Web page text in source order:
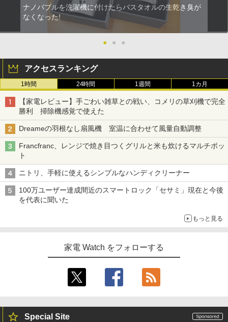
ナノバブルを洗濯機に付けたらバスタオルの生乾き臭が
なくなった!
● ● ●
アクセスランキング
1時間 24時間 1週間 1カ月
【家電レビュー】手ごわい雑草との戦い、コメリの草刈機で完全
勝利 掃除機感覚で使えた
Dreameの羽根なし扇風機 室温に合わせて風量自動調整
Francfranc、レンジで焼き目つくグリルと米も炊けるマルチポッ
ト
ニトリ、手軽に使えるシンプルなハンディクリーナー
100万ユーザー達成間近のスマートロック「セサミ」現在と今後
を代表に聞いた
もっと見る
家電 Watch をフォローする
Special Site